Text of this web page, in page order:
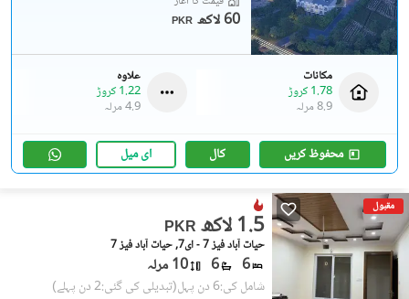
PKR 60 لاکھ
مکانات
1.78 کروڑ
8.9 مرلہ
علاوہ
1.22 کروڑ
4.9 مرلہ
محفوظ کریں کال ای میل
مقبول
PKR 1.5 لاکھ
حیات آباد فیز 7 - ای7, حیات آباد فیز 7
6
6 10 مرلہ
شامل کی:6 دن پہل (تبدیلی کی گئی:2 دن پہلے)